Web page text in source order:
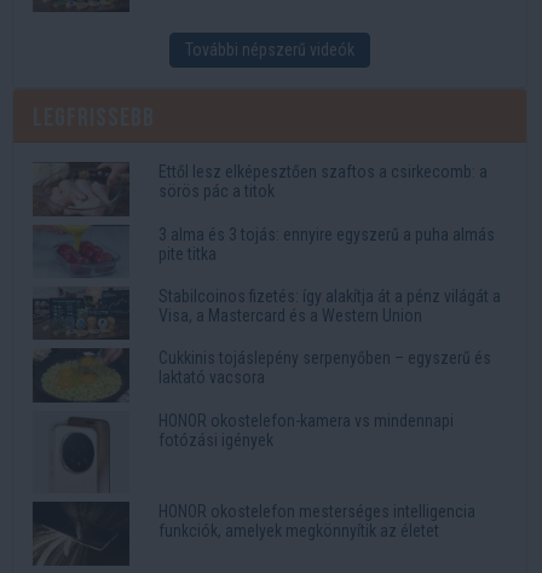
További népszerű videók
Ettől lesz elképesztően szaftos a csirkecomb: a
sörös pác a titok
3 alma és 3 tojás: ennyire egyszerű a puha almás
pite titka
Stabilcoinos fizetés: így alakítja át a pénz világát a
Visa, a Mastercard és a Western Union
Cukkinis tojáslepény serpenyőben – egyszerű és
laktató vacsora
HONOR okostelefon-kamera vs mindennapi
fotózási igények
HONOR okostelefon mesterséges intelligencia
funkciók, amelyek megkönnyítik az életet